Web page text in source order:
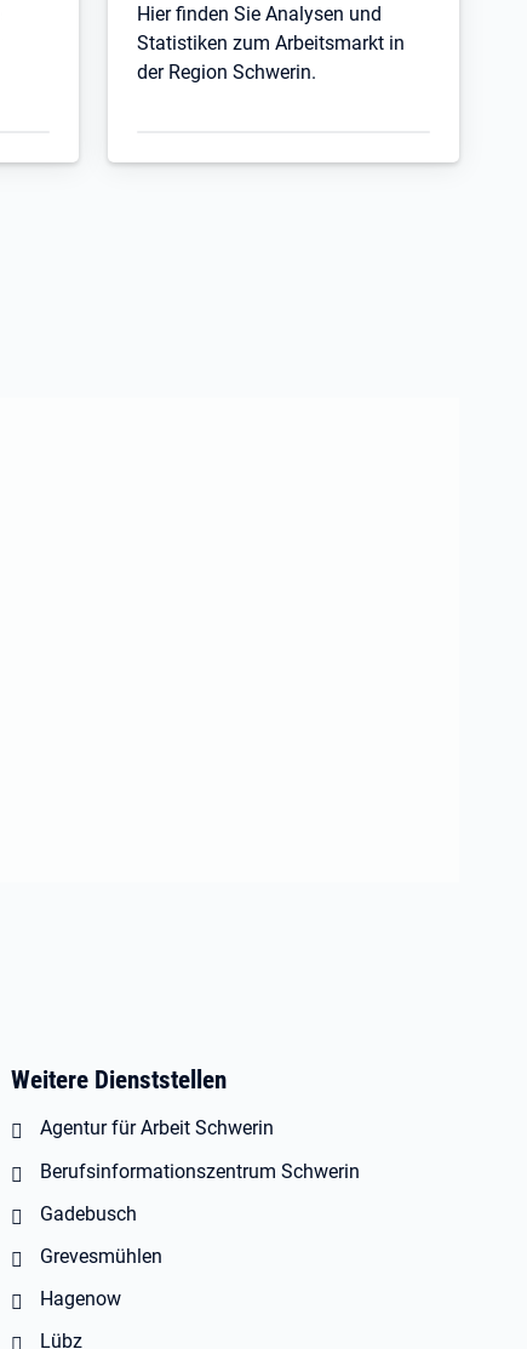
Hier finden Sie Analysen und
Statistiken zum Arbeitsmarkt in
der Region Schwerin.
Weitere Dienststellen
Agentur für Arbeit Schwerin
Berufsinformationszentrum Schwerin
Gadebusch
Grevesmühlen
Hagenow
Lübz